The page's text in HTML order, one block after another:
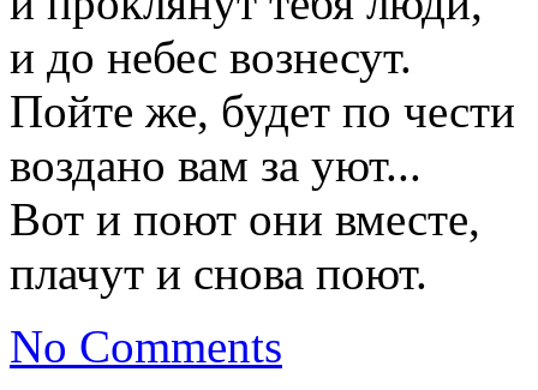
и до небес вознесут.
Пойте же, будет по чести
воздано вам за уют...
Вот и поют они вместе,
плачут и снова поют.
No Comments